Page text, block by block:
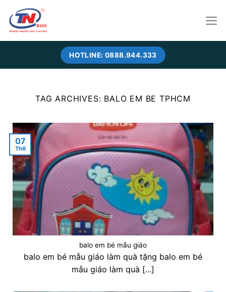
content
HOTLINE: 0888.944.333
TAG ARCHIVES: BALO EM BE TPHCM
balo em bé mẫu giáo
balo em bé mẫu giáo làm quà tặng balo em bé
mẫu giáo làm quà [...]
07
Th6